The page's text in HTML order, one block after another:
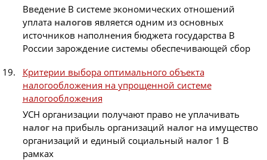
Введение В системе экономических отношений
уплата налогов является одним из основных
источников наполнения бюджета государства В
России зарождение системы обеспечивающей сбор
Критерии выбора оптимального объекта
налогообложения на упрощенной системе
налогообложения
УСН организации получают право не уплачивать
налогна прибыль организаций налогна имущество
организаций и единый социальный налог1 В
рамках